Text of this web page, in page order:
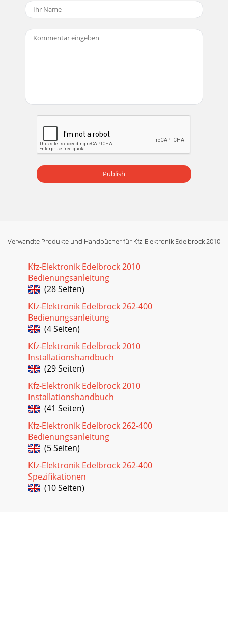
Seite 20
- AJ/mcEdelbrock 5.4L Ford Supercharger Systemfor 2009 &
2010 F-150sInstallation Instructi
©2011 Edelbrock LLCPart #1583Brochure #63-1583Rev. 3/11
- AJ/mcEdelbrock 5.4L Ford Supercharger Systemfor 2009 &
2010 F-150sInstallation Instructi
Seite 23
©2011 Edelbrock LLCPart #1583Brochure #63-1583Rev. 3/11
- AJ/mcEdelbrock 5.4L Ford Supercharger Systemfor 2009 &
- AJ/mcEdelbrock 5.4L Ford Supercharger Systemfor 2009 &
2010 F-150sInstallation Instructi
Seite 25
©2011 Edelbrock LLCPart #1583Brochure #63-1583Rev. 3/11
- AJ/mcEdelbrock 5.4L Ford Supercharger Systemfor 2009 &
Seite 26
©2011 Edelbrock LLCPart #1583Brochure #63-1583Rev. 3/11
2010 F-150sInstallation Instructi
Publish
Verwandte Produkte und Handbücher für Kfz-Elektronik Edelbrock 2010
Kfz-Elektronik Edelbrock 2010
Bedienungsanleitung
(28 Seiten)
Kfz-Elektronik Edelbrock 262-400
Bedienungsanleitung
(4 Seiten)
Kfz-Elektronik Edelbrock 2010
Installationshandbuch
(29 Seiten)
Kfz-Elektronik Edelbrock 2010
Installationshandbuch
(41 Seiten)
Kfz-Elektronik Edelbrock 262-400
Bedienungsanleitung
(5 Seiten)
Kfz-Elektronik Edelbrock 262-400
Spezifikationen
(10 Seiten)